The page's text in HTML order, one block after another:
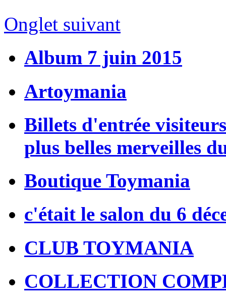
Onglet suivant
Album 7 juin 2015
Artoymania
Billets d'entrée
plus belles merveilles
Boutique Toymania
c'était le salon du 6
CLUB TOYMANIA
COLLECTION